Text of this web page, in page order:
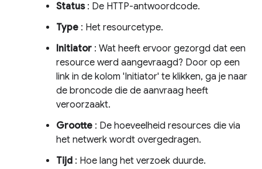
Status: De HTTP-antwoordcode.
Type : Het resourcetype.
Initiator : Wat heeft ervoor gezorgd dat een
resource werd aangevraagd? Door op een
link in de kolom 'Initiator' te klikken, ga je naar
de broncode die de aanvraag heeft
veroorzaakt.
Grootte : De hoeveelheid resources die via
het netwerk wordt overgedragen.
Tijd : Hoe lang het verzoek duurde.